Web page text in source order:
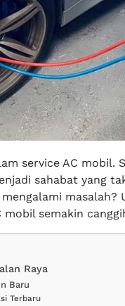
service AC mobil.
sahabat yang
masalah?
semakin
Raya
Baru
Terbaru